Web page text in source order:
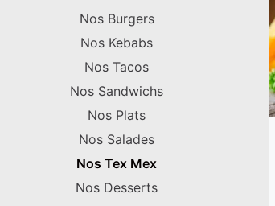
Nos Burgers
Nos Kebabs
Nos Tacos
Nos Sandwichs
Nos Plats
Nos Salades
Nos Tex Mex
Nos Desserts